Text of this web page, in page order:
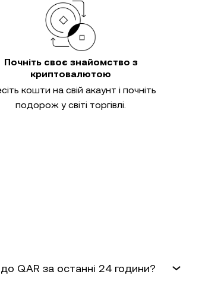
Почніть своє знайомство з
криптовалютою
кошти на свій акаунт і почніть
подорож у світі торгівлі.
QAR за останні 24 години?